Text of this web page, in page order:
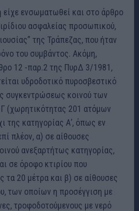
ενσωματωθεί και στο άρθρο
ασφαλείας προσωπικού,
της Τράπεζας, που ήταν
του συμβάντος. Ακόμη,
12 -παρ.2 της ΠυρΔ 3/1981,
υδροδοτικό πυροσβεστικό
συγκεντρώσεως κοινού των
Γ (χωρητικότητας 201 ατόμων
της κατηγορίας Α’, όπως εν
πλέον, α) σε αίθουσες
ανεξαρτήτως κατηγορίας,
σε όροφο κτιρίου που
τα 20 μέτρα και β) σε αίθουσες
των οποίων η προσέγγιση με
τροφοδοτούμενους με νερό